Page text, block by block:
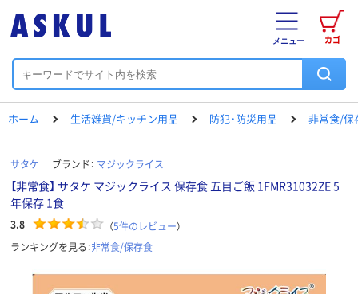
カゴ
メニュー
ホーム 生活雑貨/キッチン用品 防犯・防災用品 非常食/保
サタケ ブランド： マジックライス
【非常食】 サタケ マジックライス 保存食 五目ご飯 1FMR31032ZE 5
年保存 1食
3.8 （5件のレビュー）
ランキングを見る：非常食/保存食